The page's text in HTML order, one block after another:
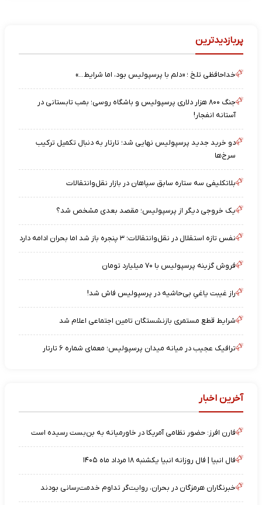
پربازدیدترین
خداحافظی تلخ ؛ «دلم با پرسپولیس بود، اما شرایط…»
جنگ ۸۰۰ هزار دلاری پرسپولیس و باشگاه روسی؛ بمب تابستانی در
آستانه انفجار!
دو خرید جدید پرسپولیس نهایی شد؛ تارتار به دنبال تکمیل ترکیب
سرخ‌ها
بلاتکلیفی سه ستاره سابق سپاهان در بازار نقل‌وانتقالات
یک خروجی دیگر از پرسپولیس؛ مقصد بعدی مشخص شد؟
نفس تازه استقلال در نقل‌وانتقالات؛ ۳ پنجره باز شد اما بحران ادامه دارد
فروش گزینه پرسپولیس با ۷۰ میلیارد تومان
راز غیبت یاغیِ بی‌حاشیه در پرسپولیس فاش شد!
شرایط قطع مستمری بازنشستگان تامین اجتماعی اعلام شد
ترافیک عجیب در میانه میدان پرسپولیس؛ معمای شماره ۶ تارتار
آخرین اخبار
فارن افرز: حضور نظامی آمریکا در خاورمیانه به بن‌بست رسیده است
فال انبیا | فال روزانه انبیا یکشنبه ۱۸ مرداد ماه ۱۴۰۵
خبرنگاران هرمزگان در بحران، روایت‌گر تداوم خدمت‌رسانی بودند